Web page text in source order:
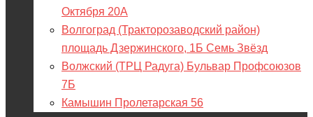
Октября 20А
Волгоград (Тракторозаводский район)
площадь Дзержинского, 1Б Семь Звёзд
Волжский (ТРЦ Радуга) Бульвар Профсоюзов
7Б
Камышин Пролетарская 56